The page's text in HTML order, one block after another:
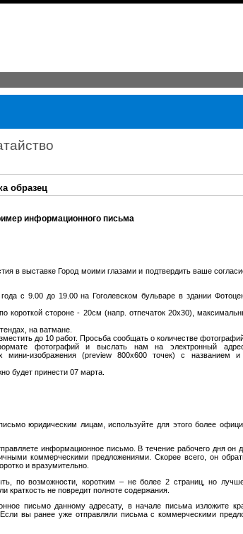
образец
информационного письма
в выставке Город моими глазами и подтвердить ваше
с 9.00 до 19.00 на Гоголевском бульваре в здании
короткой стороне - 20см (напр. отпечаток 20х30),
на ватмане.
до 10 работ. Просьба сообщать о количестве
фотографий и выслать нам на электронный
мини-изображения (preview 800х600 точек) с названием
будет принести 07 марта.
юридическим лицам, используйте для этого более
информационное письмо. В течение рабочего дня он
коммерческими предложениями. Скорее всего, он
и вразумительно.
по возможности, коротким – не более 2 страниц, но
краткость не повредит полноте содержания.
письмо данному адресату, в начале письма изложите
вы ранее уже отправляли письма с коммерческими